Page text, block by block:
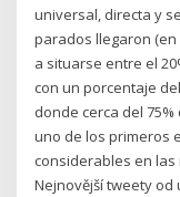
universal, directa y
parados llegaron
a situarse entre el
con un porcentaje
donde cerca del
uno de los primeros
considerables en
Nejnovější tweety od